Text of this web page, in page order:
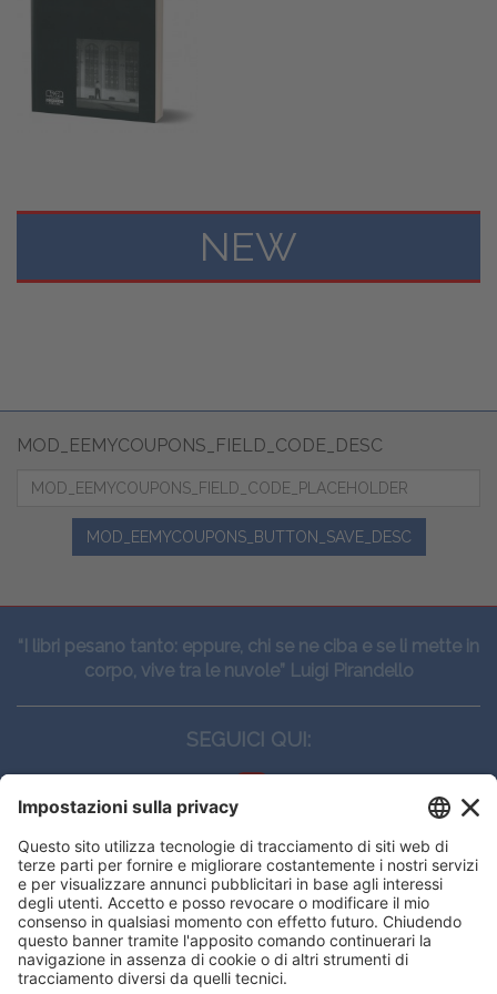
NEW
MOD_EEMYCOUPONS_FIELD_CODE_DESC
MOD_EEMYCOUPONS_BUTTON_SAVE_DESC
“I libri pesano tanto: eppure, chi se ne ciba e se li mette in
corpo, vive tra le nuvole” Luigi Pirandello
SEGUICI QUI:
CONTATTI
Edi.Ermes srl
Viale E. Forlanini, 21 - 20134, Milano
(+39)027021121
E-mail:eeinfo@eenet.it